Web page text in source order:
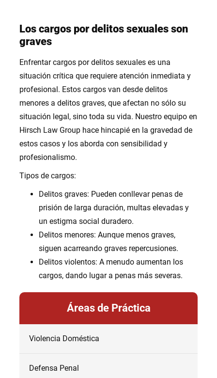
Los cargos por delitos sexuales son
graves
Enfrentar cargos por delitos sexuales es una
situación crítica que requiere atención inmediata y
profesional. Estos cargos van desde delitos
menores a delitos graves, que afectan no sólo su
situación legal, sino toda su vida. Nuestro equipo en
Hirsch Law Group hace hincapié en la gravedad de
estos casos y los aborda con sensibilidad y
profesionalismo.
Tipos de cargos:
Delitos graves: Pueden conllevar penas de
prisión de larga duración, multas elevadas y
un estigma social duradero.
Delitos menores: Aunque menos graves,
siguen acarreando graves repercusiones.
Delitos violentos: A menudo aumentan los
cargos, dando lugar a penas más severas.
Áreas de Práctica
Violencia Doméstica
Defensa Penal